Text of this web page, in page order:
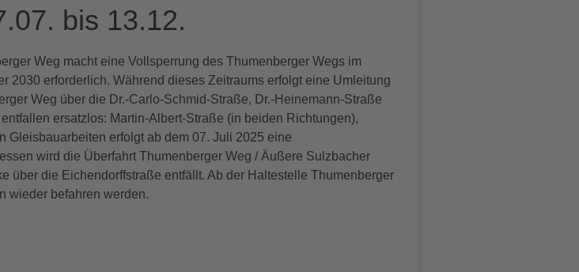
bis 13.12.
Weg macht eine Vollsperrung des Thumenberger Wegs im
2030 erforderlich. Während dieses Zeitraums erfolgt eine Umleitung
Weg über die Dr.-Carlo-Schmid-Straße, Dr.-Heinemann-Straße
ersatzlos: Martin-Albert-Straße (in beiden Richtungen),
Gleisbauarbeiten erfolgt ab dem 07. Juli 2025 eine
wird die Überfahrt Thumenberger Weg / Äußere Sulzbacher
über die Eichendorffstraße entfällt. Ab der Haltestelle Thumenberger
wieder befahren werden.